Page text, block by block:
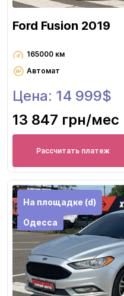
Ford Fusion 2019
165000 км
Автомат
Цена: 14 999$
13 847 грн/мес
Рассчитать платеж
На площадке (d)
Одесса